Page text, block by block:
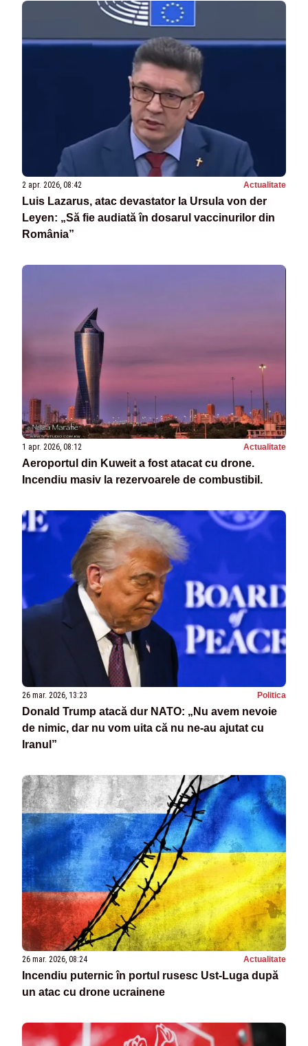
2 apr. 2026, 08:42 Actualitate
Luis Lazarus, atac devastator la Ursula von der
Leyen: „Să fie audiată în dosarul vaccinurilor din
România”
1 apr. 2026, 08:12 Actualitate
Aeroportul din Kuweit a fost atacat cu drone.
Incendiu masiv la rezervoarele de combustibil.
26 mar. 2026, 13:23 Politica
Donald Trump atacă dur NATO: „Nu avem nevoie
de nimic, dar nu vom uita că nu ne-au ajutat cu
Iranul”
26 mar. 2026, 08:24 Actualitate
Incendiu puternic în portul rusesc Ust‑Luga după
un atac cu drone ucrainene